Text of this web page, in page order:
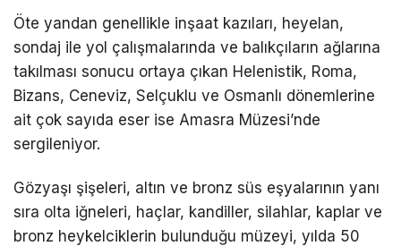
Öte yandan genellikle inşaat kazıları, heyelan,
sondaj ile yol çalışmalarında ve balıkçıların ağlarına
takılması sonucu ortaya çıkan Helenistik, Roma,
Bizans, Ceneviz, Selçuklu ve Osmanlı dönemlerine
ait çok sayıda eser ise Amasra Müzesi’nde
sergileniyor.
Gözyaşı şişeleri, altın ve bronz süs eşyalarının yanı
sıra olta iğneleri, haçlar, kandiller, silahlar, kaplar ve
bronz heykelciklerin bulunduğu müzeyi, yılda 50